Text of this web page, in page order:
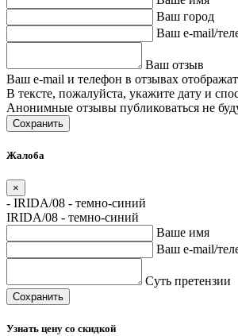
Ваш город
Ваш e-mail/
Ваш отзыв
Ваш e-mail и телефон в отзывах
В тексте, пожалуйста, укажите дату и
Анонимные отзывы публиковаться не
Сохранить
Жалоба
×
- IRIDA/08 - темно-синий
IRIDA/08 - темно-синий
Ваше имя
Ваш e-mail/
Суть претензии
Сохранить
Узнать цену со скидкой